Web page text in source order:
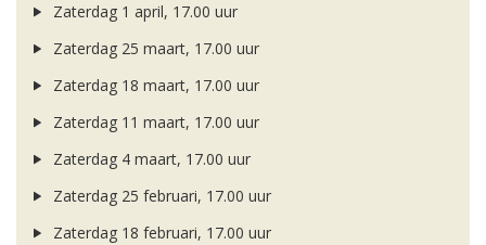
Zaterdag 1 april, 17.00 uur
Zaterdag 25 maart, 17.00 uur
Zaterdag 18 maart, 17.00 uur
Zaterdag 11 maart, 17.00 uur
Zaterdag 4 maart, 17.00 uur
Zaterdag 25 februari, 17.00 uur
Zaterdag 18 februari, 17.00 uur